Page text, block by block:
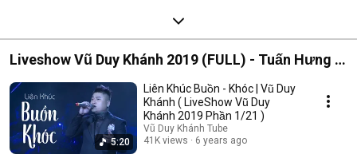
Liveshow Vũ Duy Khánh 2019 (FULL) - Tuấn Hưng ,
Đạt G , Dương Hoàng Yến
5:20
Liên Khúc Buồn - Khóc | Vũ Duy
Khánh ( LiveShow Vũ Duy
Khánh 2019 Phần 1/21 )
Vũ Duy Khánh Tube
41K views
6 years ago